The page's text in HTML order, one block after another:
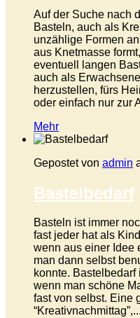
Auf der Suche nach
Basteln, auch als
unzählige Formen
aus Knetmasse
eventuell langen
auch als
herzustellen, fürs
oder einfach nur zur
Mehr
Gepostet von admin
Bastelbedarf
Basteln ist immer
fast jeder hat als
wenn aus einer Idee
man dann selbst
konnte.
wenn man schöne
fast von selbst. Eine
“Kreativnachmittag”,...